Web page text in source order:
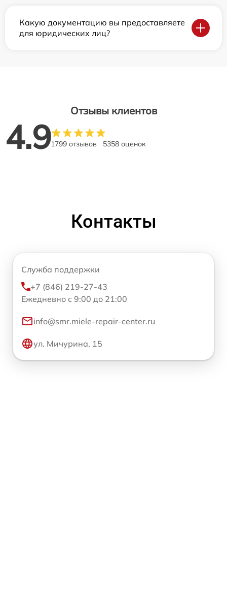
Какую документацию вы предоставляете
для юридических лиц?
Отзывы клиентов
4.91799 отзывов 5358 оценок
Контакты
Служба поддержки
+7 (846) 219-27-43
Ежедневно с 9:00 до 21:00
info@smr.miele-repair-center.ru
ул. Мичурина, 15